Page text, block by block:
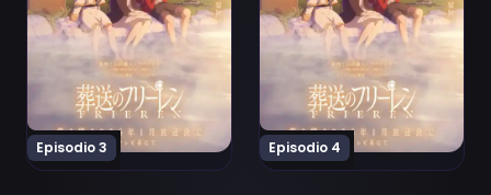
Episodio 3 Episodio 4